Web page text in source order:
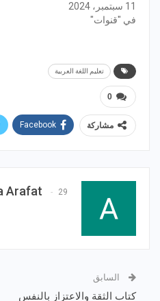
11 سبتمبر، 2024
في "قنوات"
تعليم اللغة العربية
0
مشاركة Facebook
Arafat 29 مشاركة
السابق
كتاب الثقة والاعتزاز بالنفس